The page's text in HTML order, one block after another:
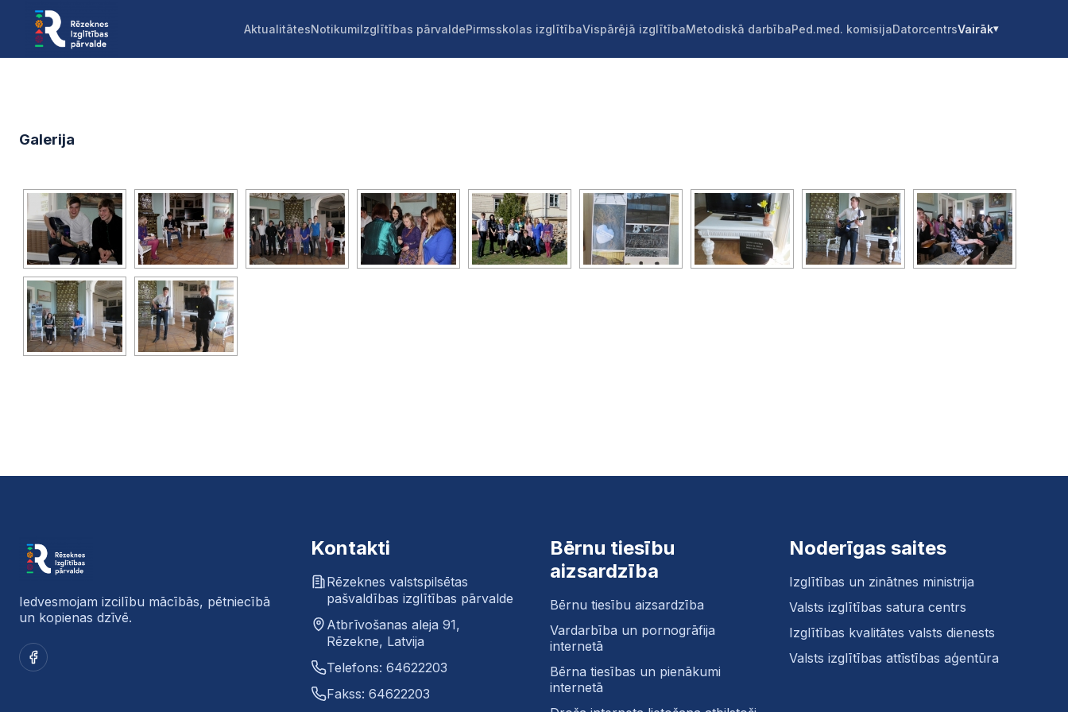
AktualitātesNotikumiIzglītības pārvaldePirmsskolas izglītībaVispārējā izglītībaMetodiskā darbībaPed.med. komisijaDatorcentrsVairāk
Galerija
Iedvesmojam izcilību mācībās, pētniecībā
un kopienas dzīvē.
Facebook
Kontakti
Rēzeknes valstspilsētas
pašvaldības izglītības pārvalde
Atbrīvošanas aleja 91,
Rēzekne, Latvija
Telefons: 64622203
Fakss: 64622203
Bērnu tiesību
aizsardzība
Bērnu tiesību aizsardzība
Vardarbība un pornogrāfija
internetā
Bērna tiesības un pienākumi
internetā
Noderīgas saites
Izglītības un zinātnes ministrija
Valsts izglītības satura centrs
Izglītības kvalitātes valsts dienests
Valsts izglītības attīstības aģentūra